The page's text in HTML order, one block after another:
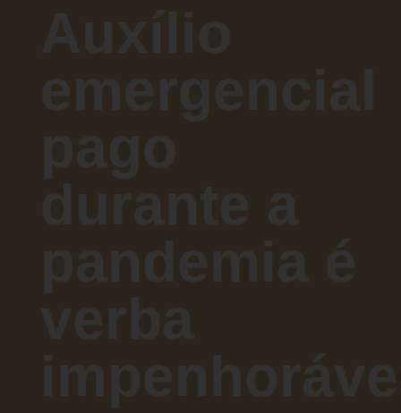
Auxílio
emergencial
pago
durante a
pandemia é
verba